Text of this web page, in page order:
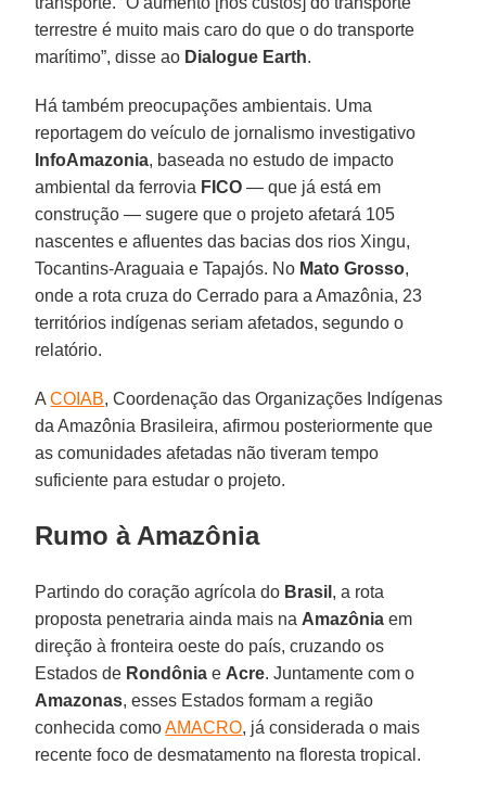
terrestre é muito mais caro do que o do transporte
marítimo”, disse ao Dialogue Earth.
Há também preocupações ambientais. Uma
reportagem do veículo de jornalismo investigativo
InfoAmazonia, baseada no estudo de impacto
ambiental da ferrovia FICO — que já está em
construção — sugere que o projeto afetará 105
nascentes e afluentes das bacias dos rios Xingu,
Tocantins-Araguaia e Tapajós. No Mato Grosso,
onde a rota cruza do Cerrado para a Amazônia, 23
territórios indígenas seriam afetados, segundo o
relatório.
ACOIAB, Coordenação das Organizações Indígenas
da Amazônia Brasileira, afirmou posteriormente que
as comunidades afetadas não tiveram tempo
suficiente para estudar o projeto.
Rumo à Amazônia
Partindo do coração agrícola do Brasil , a rota
proposta penetraria ainda mais na Amazônia em
direção à fronteira oeste do país, cruzando os
Estados de Rondônia e Acre. Juntamente com o
Amazonas, esses Estados formam a região
conhecida comoAMACRO, já considerada o mais
recente foco de desmatamento na floresta tropical.